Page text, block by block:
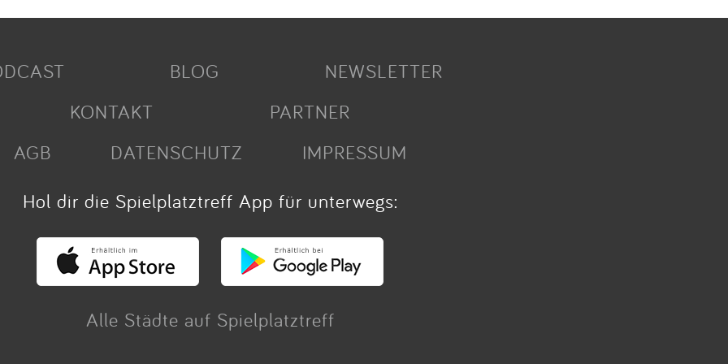
BLOG
NEWSLETTER
KONTAKT
PARTNER
AGB
DATENSCHUTZ
IMPRESSUM
Hol dir die Spielplatztreff App für unterwegs:
Alle Städte auf Spielplatztreff